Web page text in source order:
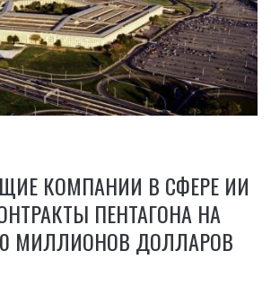
КОМПАНИИ В СФЕРЕ ИИ
ПЕНТАГОНА НА
МИЛЛИОНОВ ДОЛЛАРОВ